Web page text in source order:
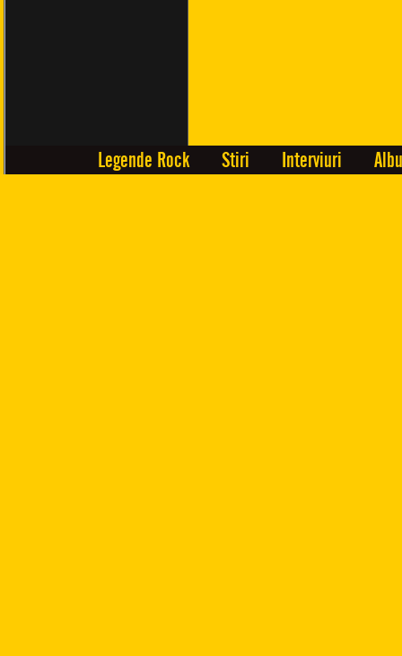
Legende Rock Stiri Interviuri